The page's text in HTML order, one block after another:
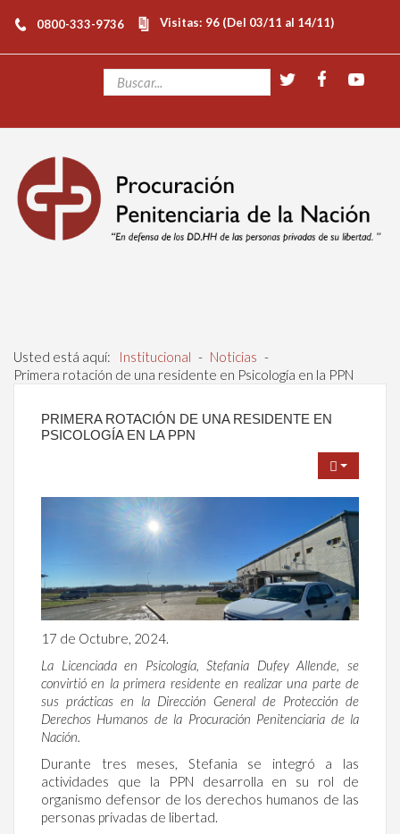
0800-333-9736 Visitas: 96 (Del 03/11 al 14/11)
Usted está aquí: Institucional - Noticias -
Primera rotación de una residente en Psicología en la PPN
PRIMERA ROTACIÓN DE UNA RESIDENTE EN
PSICOLOGÍA EN LA PPN
17 de Octubre, 2024.
La Licenciada en Psicología, Stefania Dufey Allende, se
convirtió en la primera residente en realizar una parte de
sus prácticas en la Dirección General de Protección de
Derechos Humanos de la Procuración Penitenciaria de la
Nación.
Durante tres meses, Stefania se integró a las
actividades que la PPN desarrolla en su rol de
organismo defensor de los derechos humanos de las
personas privadas de libertad.